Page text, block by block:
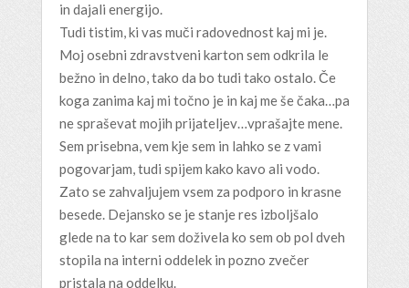
in dajali energijo.
Tudi tistim, ki vas muči radovednost kaj mi je.
Moj osebni zdravstveni karton sem odkrila le
bežno in delno, tako da bo tudi tako ostalo. Če
koga zanima kaj mi točno je in kaj me še čaka…pa
ne spraševat mojih prijateljev…vprašajte mene.
Sem prisebna, vem kje sem in lahko se z vami
pogovarjam, tudi spijem kako kavo ali vodo.
Zato se zahvaljujem vsem za podporo in krasne
besede. Dejansko se je stanje res izboljšalo
glede na to kar sem doživela ko sem ob pol dveh
stopila na interni oddelek in pozno zvečer
pristala na oddelku.